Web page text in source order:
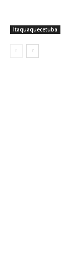
Itaquaquecetuba